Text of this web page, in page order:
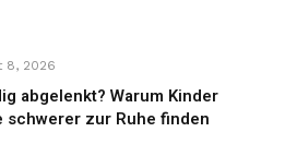
8, 2026
abgelenkt? Warum Kinder
schwerer zur Ruhe finden